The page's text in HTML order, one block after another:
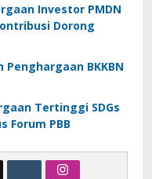
Investor PMDN
Dorong
BKKBN
Tertinggi SDGs
Forum PBB